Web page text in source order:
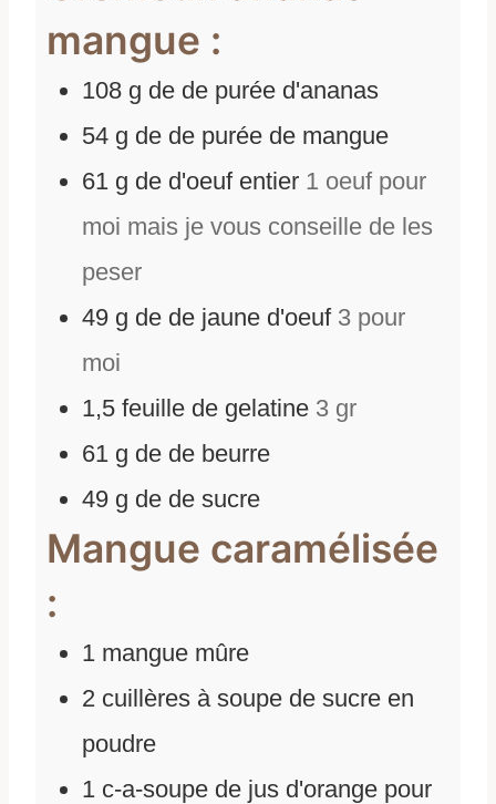
mangue :
108 g de de purée d'ananas
54 g de de purée de mangue
61 g de d'oeuf entier 1 oeuf pour
moi mais je vous conseille de les
peser
49 g de de jaune d'oeuf 3 pour
moi
1,5 feuille de gelatine 3 gr
61 g de de beurre
49 g de de sucre
Mangue caramélisée
:
1 mangue mûre
2 cuillères à soupe de sucre en
poudre
1 c-a-soupe de jus d'orange pour